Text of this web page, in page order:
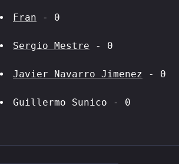
Fran - 0
Sergio Mestre - 0
Javier Navarro Jimenez - 0
Guillermo Sunico - 0